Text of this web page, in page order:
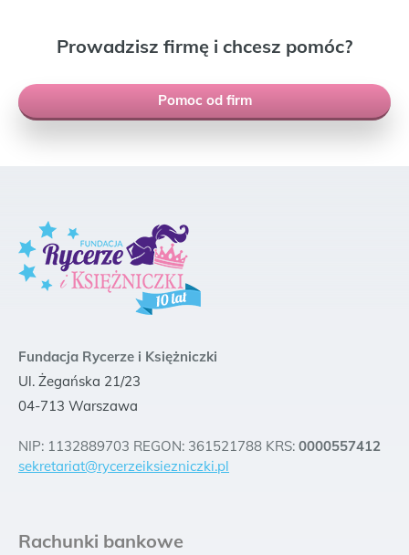
Prowadzisz firmę i chcesz pomóc?
Pomoc od firm
Fundacja Rycerze i Księżniczki
Ul. Żegańska 21/23
04-713 Warszawa
NIP: 1132889703 REGON: 361521788 KRS: 0000557412
sekretariat@rycerzeiksiezniczki.pl
Rachunki bankowe